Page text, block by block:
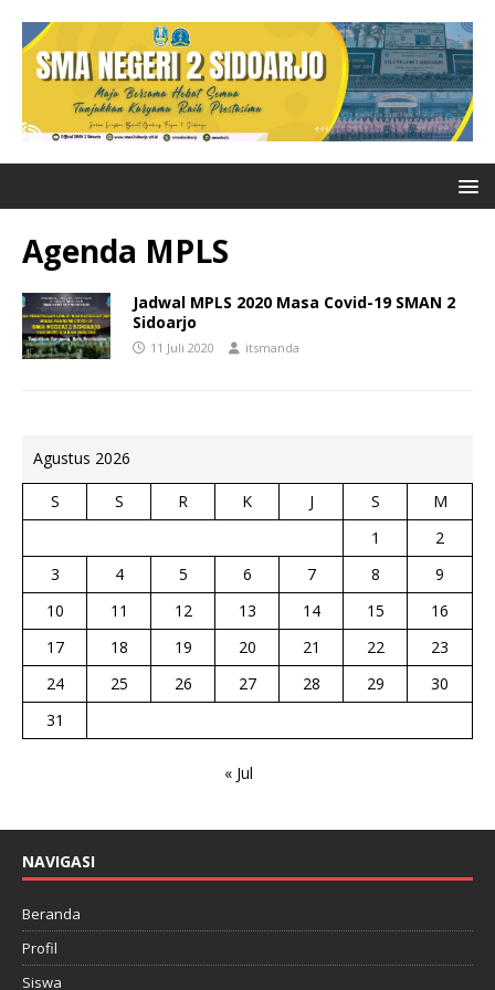
Agenda MPLS
Jadwal MPLS 2020 Masa Covid-19 SMAN 2
Sidoarjo
11 Juli 2020 itsmanda
Agustus 2026
S S R K J S
M
1
2
3
4 5 6 7 8
9
10
11 12 13 14 15
16
17
18 19 20 21 22
23
24
25 26 27 28 29
30
31
« Jul
NAVIGASI
Beranda
Profil
Siswa